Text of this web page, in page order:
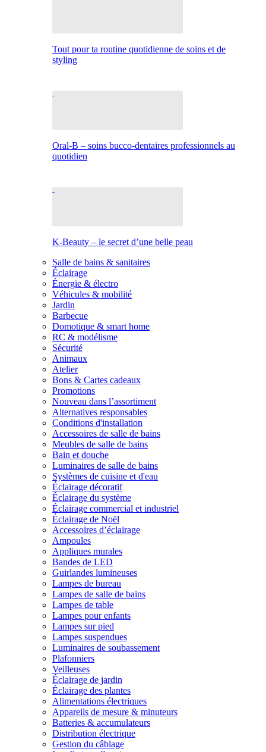
Tout pour ta routine quotidienne de soins et de
styling
Oral-B – soins bucco-dentaires professionnels au
quotidien
K-Beauty – le secret d’une belle peau
Salle de bains & sanitaires
Éclairage
Énergie & électro
Véhicules & mobilité
Jardin
Barbecue
Domotique & smart home
RC & modélisme
Sécurité
Animaux
Atelier
Bons & Cartes cadeaux
Promotions
Nouveau dans l’assortiment
Alternatives responsables
Conditions d'installation
Accessoires de salle de bains
Meubles de salle de bains
Bain et douche
Luminaires de salle de bains
Systèmes de cuisine et d'eau
Éclairage décoratif
Éclairage du système
Éclairage commercial et industriel
Éclairage de Noël
Accessoires d’éclairage
Ampoules
Appliques murales
Bandes de LED
Guirlandes lumineuses
Lampes de bureau
Lampes de salle de bains
Lampes de table
Lampes pour enfants
Lampes sur pied
Lampes suspendues
Luminaires de soubassement
Plafonniers
Veilleuses
Éclairage de jardin
Éclairage des plantes
Alimentations électriques
Appareils de mesure & minuteurs
Batteries & accumulateurs
Distribution électrique
Gestion du câblage